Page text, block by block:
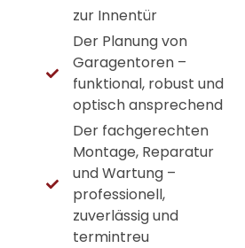
zur Innentür
Der Planung von
Garagentoren –
funktional, robust und
optisch ansprechend
Der fachgerechten
Montage, Reparatur
und Wartung –
professionell,
zuverlässig und
termintreu